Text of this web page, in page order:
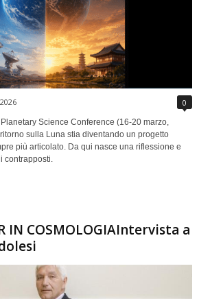
0
Planetary Science Conference (16-20 marzo,
sulla Luna stia diventando un progetto
più articolato. Da qui nasce una riflessione e
contrapposti.
IN COSMOLOGIAIntervista a